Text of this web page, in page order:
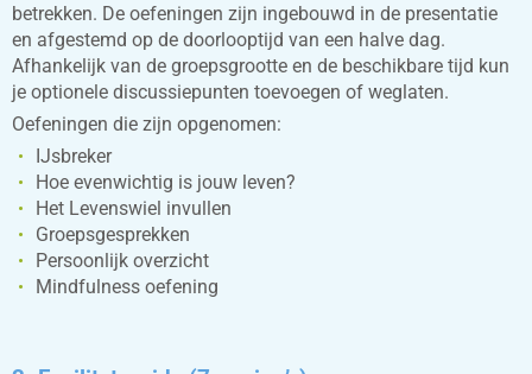
betrekken. De oefeningen zijn ingebouwd in de presentatie
en afgestemd op de doorlooptijd van een halve dag.
Afhankelijk van de groepsgrootte en de beschikbare tijd kun
je optionele discussiepunten toevoegen of weglaten.
Oefeningen die zijn opgenomen:
IJsbreker
Hoe evenwichtig is jouw leven?
Het Levenswiel invullen
Groepsgesprekken
Persoonlijk overzicht
Mindfulness oefening